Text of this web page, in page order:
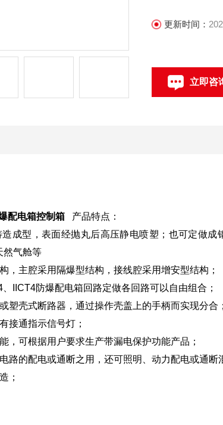
更新时间：
立即咨
配电箱控制箱产品特点：
型，表面经抛丸后高压静电喷塑；也可定做成
然气舱等
主腔采用隔爆型结构，接线腔采用增安型结构；
防爆配电箱回路定做各回路可以自由组合；
壳式断路器，通过操作壳盖上的手柄而实现分合；
通指示信号灯；
可根据用户要求生产带漏电保护功能产品；
的配电或通断之用，还可照明、动力配电或通断
；